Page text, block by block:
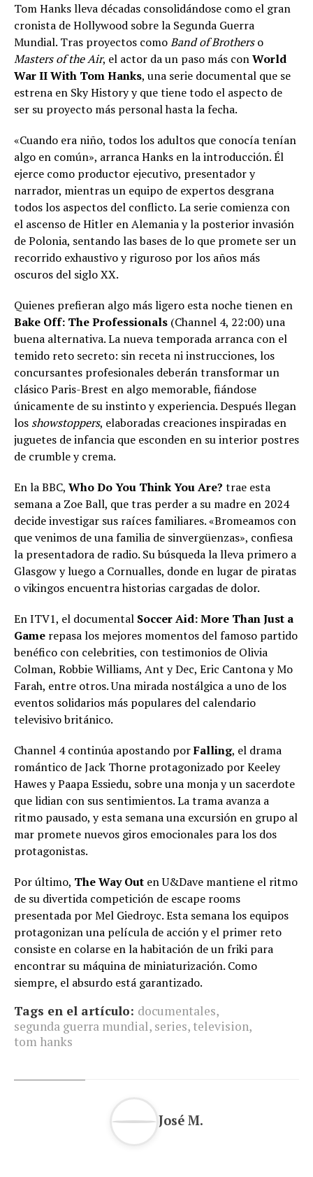
Tom Hanks lleva décadas consolidándose como el gran
cronista de Hollywood sobre la Segunda Guerra
Mundial. Tras proyectos comoBand of Brotherso
Masters of the Air, el actor da un paso más conWorld
War II With Tom Hanks, una serie documental que se
estrena en Sky History y que tiene todo el aspecto de
ser su proyecto más personal hasta la fecha.
«Cuando era niño, todos los adultos que conocía tenían
algo en común», arranca Hanks en la introducción. Él
ejerce como productor ejecutivo, presentador y
narrador, mientras un equipo de expertos desgrana
todos los aspectos del conflicto. La serie comienza con
el ascenso de Hitler en Alemania y la posterior invasión
de Polonia, sentando las bases de lo que promete ser un
recorrido exhaustivo y riguroso por los años más
oscuros del siglo XX.
Quienes prefieran algo más ligero esta noche tienen en
Bake Off: The Professionals (Channel 4, 22:00) una
buena alternativa. La nueva temporada arranca con el
temido reto secreto: sin receta ni instrucciones, los
concursantes profesionales deberán transformar un
clásico Paris-Brest en algo memorable, fiándose
únicamente de su instinto y experiencia. Después llegan
los showstoppers, elaboradas creaciones inspiradas en
juguetes de infancia que esconden en su interior postres
de crumble y crema.
En la BBC, Who Do You Think You Are? trae esta
semana a Zoe Ball, que tras perder a su madre en 2024
decide investigar sus raíces familiares. «Bromeamos con
que venimos de una familia de sinvergüenzas», confiesa
la presentadora de radio. Su búsqueda la lleva primero a
Glasgow y luego a Cornualles, donde en lugar de piratas
o vikingos encuentra historias cargadas de dolor.
En ITV1, el documental Soccer Aid: More Than Just a
Game repasa los mejores momentos del famoso partido
benéfico con celebrities, con testimonios de Olivia
Colman, Robbie Williams, Ant y Dec, Eric Cantona y Mo
Farah, entre otros. Una mirada nostálgica a uno de los
eventos solidarios más populares del calendario
televisivo británico.
Channel 4 continúa apostando porFalling, el drama
romántico de Jack Thorne protagonizado por Keeley
Hawes y Paapa Essiedu, sobre una monja y un sacerdote
que lidian con sus sentimientos. La trama avanza a
ritmo pausado, y esta semana una excursión en grupo al
mar promete nuevos giros emocionales para los dos
protagonistas.
Por último, The Way Out en U&Dave mantiene el ritmo
de su divertida competición de escape rooms
presentada por Mel Giedroyc. Esta semana los equipos
protagonizan una película de acción y el primer reto
consiste en colarse en la habitación de un friki para
encontrar su máquina de miniaturización. Como
siempre, el absurdo está garantizado.
Tags en el artículo: documentales,
segunda guerra mundial, series, television,
tom hanks
José M.